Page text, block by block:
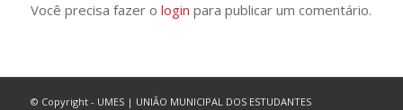
Você precisa fazer o login para publicar um comentário.
© Copyright - UMES | UNIÃO MUNICIPAL DOS ESTUDANTES